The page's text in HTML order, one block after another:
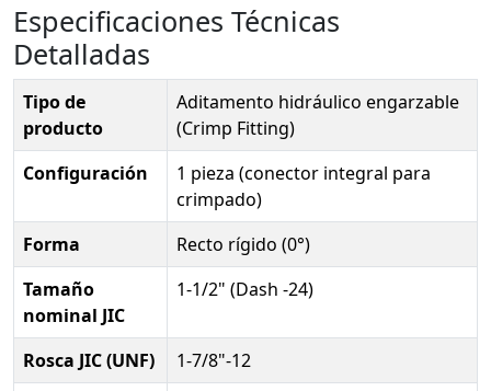
Especificaciones Técnicas
Detalladas
Tipo de
producto
Aditamento hidráulico engarzable
(Crimp Fitting)
Configuración
1 pieza (conector integral para
crimpado)
Forma
Recto rígido (0°)
Tamaño
nominal JIC
1-1/2" (Dash -24)
Rosca JIC (UNF)
1-7/8"-12